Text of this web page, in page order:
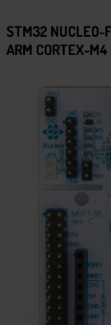
STM32 NUCLEO-
ARM CORTEX-M4